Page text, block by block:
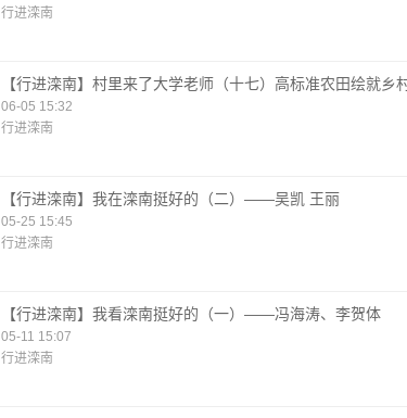
行进滦南
【行进滦南】村里来了大学老师（十七）高标准农田绘就乡
06-05 15:32
行进滦南
【行进滦南】我在滦南挺好的（二）——吴凯 王丽
05-25 15:45
行进滦南
【行进滦南】我看滦南挺好的（一）——冯海涛、李贺体
05-11 15:07
行进滦南